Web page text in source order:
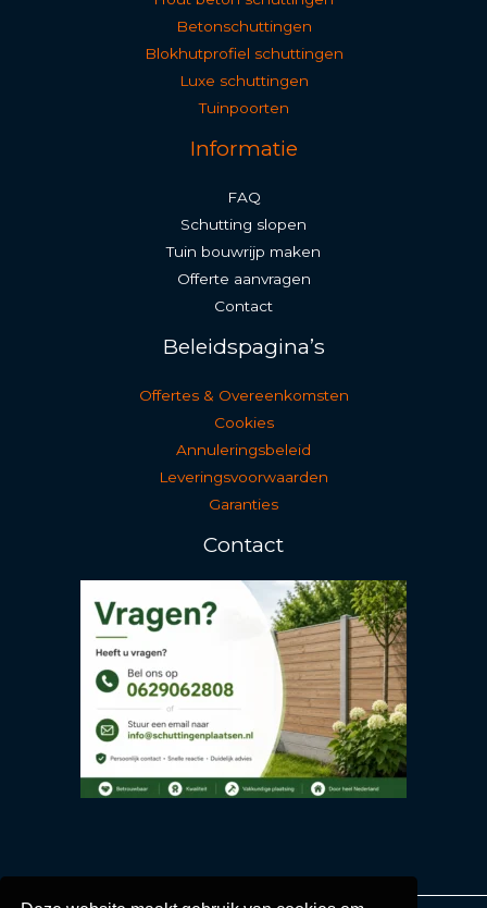
Betonschuttingen
Blokhutprofiel schuttingen
Luxe schuttingen
Tuinpoorten
Informatie
FAQ
Schutting slopen
Tuin bouwrijp maken
Offerte aanvragen
Contact
Beleidspagina’s
Offertes & Overeenkomsten
Cookies
Annuleringsbeleid
Leveringsvoorwaarden
Garanties
Contact